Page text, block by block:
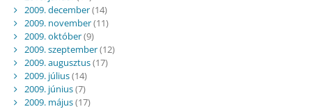
2009. december(14)
2009. november(11)
2009. október(9)
2009. szeptember(12)
2009. augusztus(17)
2009. július(14)
2009. június(7)
2009. május(17)